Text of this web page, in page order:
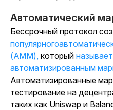
Автоматический
Бессрочный протокол
(AMM), который
автоматизированным
Автоматизированные
тестирование на
таких как Uniswap и